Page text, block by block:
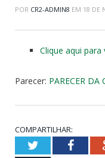
POR CR2-ADMIN8 EM 18 DE
Clique aqui para
Parecer: PARECER DA
COMPARTILHAR:
Twitter